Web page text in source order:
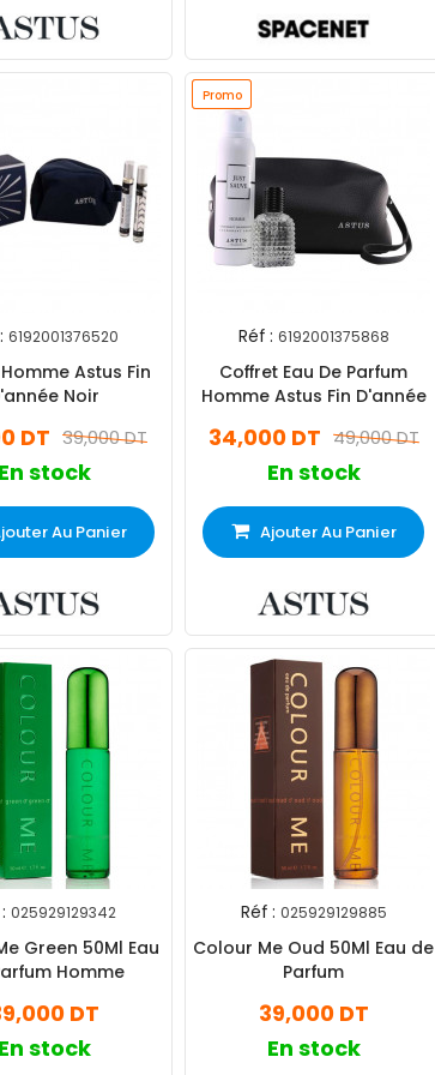
6192001376520
Astus Fin
Noir
39,000 DT
DT
En stock
Au Panier
Promo
Promo
Réf : 6192001375868
Coffret Eau De Parfum
Homme Astus Fin D'année
49,000 DT
34,000 DT
En stock
Ajouter Au Panier
025929129342
Green 50Ml Eau
Homme
DT
En stock
Réf : 025929129885
Colour Me Oud 50Ml Eau de
Parfum
39,000 DT
En stock